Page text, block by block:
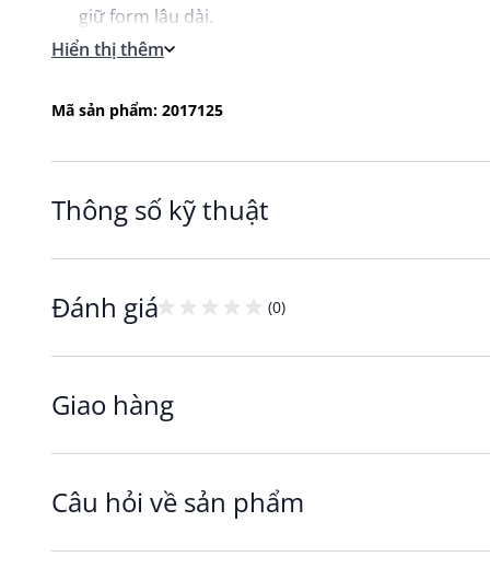
giữ form lâu dài.
Dù giặt tay hay giặt máy, khăn vẫn không bị xơ,
Thấm hút vượt trội – Dễ dàng sử dụng
Với 100% cotton tự nhiên, khăn có khả năng
tắm.
Hiển thị thêm
Mã sản phẩm: 2017125
Thông số kỹ thuật
Đánh giá (0)
Giao hàng
Câu hỏi về sản phẩm